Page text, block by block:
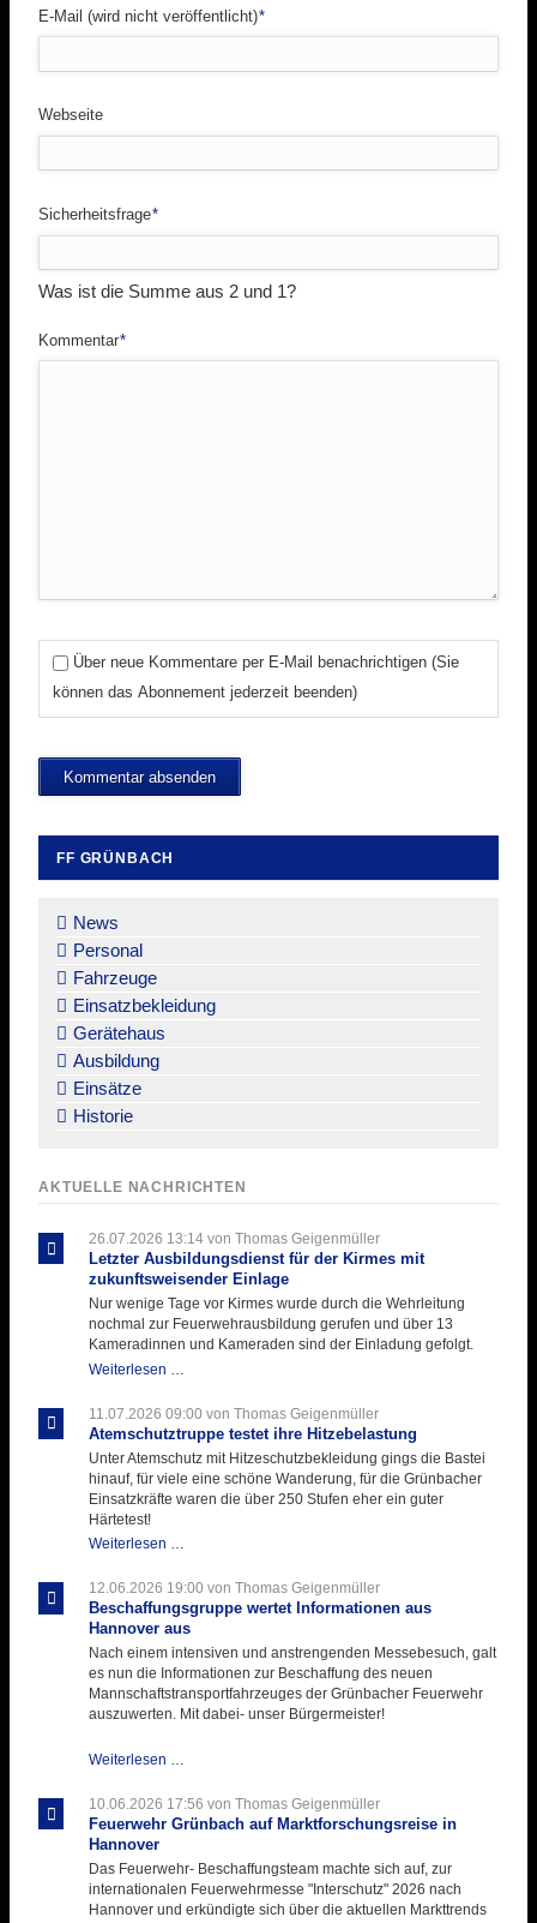
Pflichtfeld
E-Mail (wird nicht veröffentlicht)*
Webseite
Pflichtfeld
Sicherheitsfrage*
Was ist die Summe aus 2 und 1?
Pflichtfeld
Kommentar*
Über neue Kommentare per E-Mail benachrichtigen (Sie
können das Abonnement jederzeit beenden)
Kommentar absenden
FF GRÜNBACH
überspringen
News
Personal
Fahrzeuge
Einsatzbekleidung
Gerätehaus
Ausbildung
Einsätze
Historie
AKTUELLE NACHRICHTEN
26.07.2026 13:14von Thomas Geigenmüller
Letzter Ausbildungsdienst für der Kirmes mit
zukunftsweisender Einlage
Nur wenige Tage vor Kirmes wurde durch die Wehrleitung
nochmal zur Feuerwehrausbildung gerufen und über 13
Kameradinnen und Kameraden sind der Einladung gefolgt.
Weiterlesen …
für
der
11.07.2026 09:00 von Thomas Geigenmüller
Atemschutztruppe testet ihre Hitzebelastung
Unter Atemschutz mit Hitzeschutzbekleidung gings die Bastei
hinauf, für viele eine schöne Wanderung, für die Grünbacher
Einsatzkräfte waren die über 250 Stufen eher ein guter
Härtetest!
Weiterlesen …
ihre
Hitzebelastung
12.06.2026 19:00 von Thomas Geigenmüller
Beschaffungsgruppe wertet Informationen aus
Hannover aus
Nach einem intensiven und anstrengenden Messebesuch, galt
es nun die Informationen zur Beschaffung des neuen
Mannschaftstransportfahrzeuges der Grünbacher Feuerwehr
auszuwerten. Mit dabei- unser Bürgermeister!
Weiterlesen …
Informationen
aus
aus
10.06.2026 17:56 von Thomas Geigenmüller
Feuerwehr Grünbach auf Marktforschungsreise in
Hannover
Das Feuerwehr- Beschaffungsteam machte sich auf, zur
internationalen Feuerwehrmesse "Interschutz" 2026 nach
Hannover und erkündigte sich über die aktuellen Markttrends